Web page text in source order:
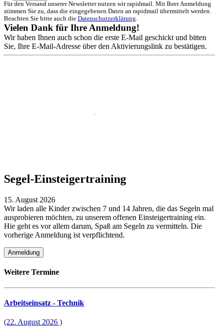
Für den Versand unserer Newsletter nutzen wir rapidmail. Mit Ihrer Anmeldung
stimmen Sie zu, dass die eingegebenen Daten an rapidmail übermittelt werden.
Beachten Sie bitte auch die Datenschutzerklärung.
Vielen Dank für Ihre Anmeldung!
Wir haben Ihnen auch schon die erste E-Mail geschickt und bitten
Sie, Ihre E-Mail-Adresse über den Aktivierungslink zu bestätigen.
Segel-Einsteigertraining
15. August 2026
Wir laden alle Kinder zwischen 7 und 14 Jahren, die das Segeln mal
ausprobieren möchten, zu unserem offenen Einsteigertraining ein.
Hie geht es vor allem darum, Spaß am Segeln zu vermitteln. Die
vorherige Anmeldung ist verpflichtend.
Anmeldung
Weitere Termine
Arbeitseinsatz - Technik
(22. August 2026 )